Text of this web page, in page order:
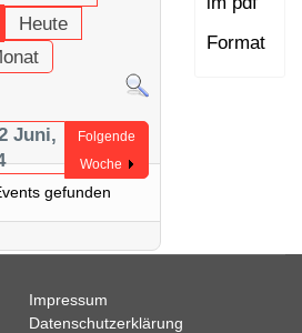
Heute
Juni,
Folgende
Woche
gefunden
Format
Impressum
Datenschutzerklärung